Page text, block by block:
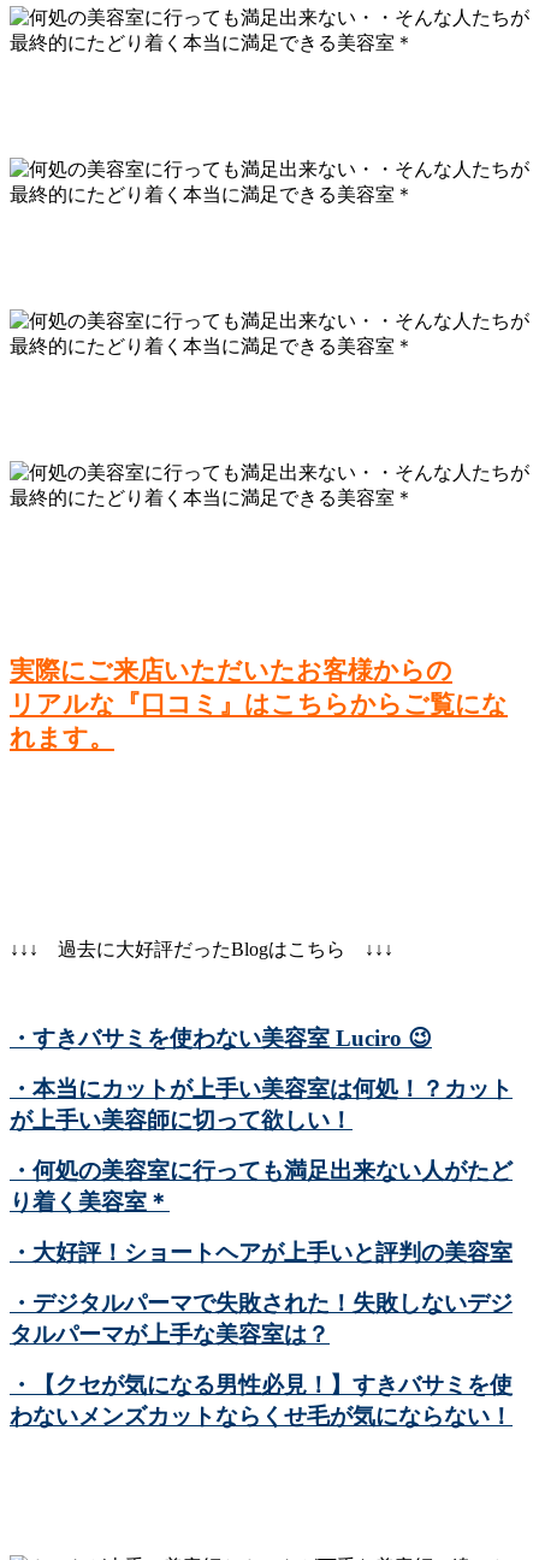
実際にご来店いただいたお客様からの
リアルな『口コミ』はこちらからご覧にな
れます。
↓↓↓ 過去に大好評だったBlogはこちら ↓↓↓
・すきバサミを使わない美容室 Luciro 😉
・本当にカットが上手い美容室は何処！？カット
が上手い美容師に切って欲しい！
・何処の美容室に行っても満足出来ない人がたど
り着く美容室＊
・大好評！ショートヘアが上手いと評判の美容室
・デジタルパーマで失敗された！失敗しないデジ
タルパーマが上手な美容室は？
・【クセが気になる男性必見！】すきバサミを使
わないメンズカットならくせ毛が気にならない！